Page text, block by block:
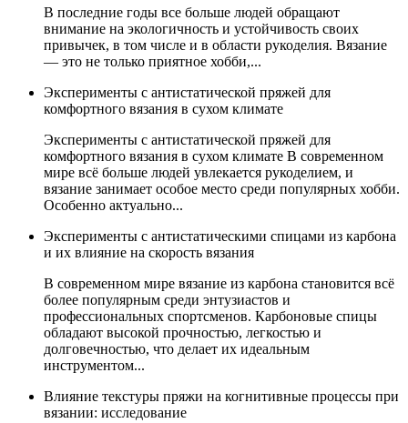
В последние годы все больше людей обращают
внимание на экологичность и устойчивость своих
привычек, в том числе и в области рукоделия. Вязание
— это не только приятное хобби,...
Эксперименты с антистатической пряжей для
комфортного вязания в сухом климате
Эксперименты с антистатической пряжей для
комфортного вязания в сухом климате В современном
мире всё больше людей увлекается рукоделием, и
вязание занимает особое место среди популярных хобби.
Особенно актуально...
Эксперименты с антистатическими спицами из карбона
и их влияние на скорость вязания
В современном мире вязание из карбона становится всё
более популярным среди энтузиастов и
профессиональных спортсменов. Карбоновые спицы
обладают высокой прочностью, легкостью и
долговечностью, что делает их идеальным
инструментом...
Влияние текстуры пряжи на когнитивные процессы при
вязании: исследование